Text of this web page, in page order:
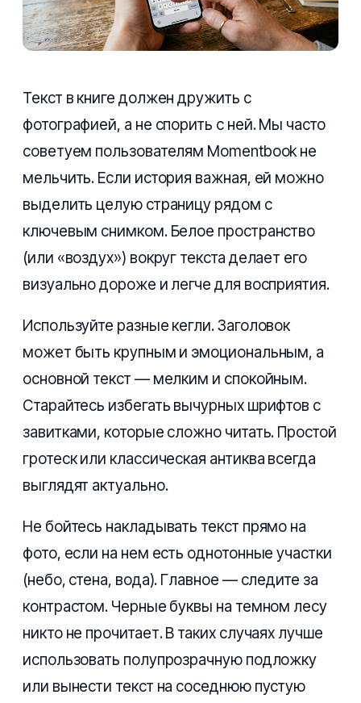
Текст в книге должен дружить с
фотографией, а не спорить с ней. Мы часто
советуем пользователям Momentbook не
мельчить. Если история важная, ей можно
выделить целую страницу рядом с
ключевым снимком. Белое пространство
(или «воздух») вокруг текста делает его
визуально дороже и легче для восприятия.
Используйте разные кегли. Заголовок
может быть крупным и эмоциональным, а
основной текст — мелким и спокойным.
Старайтесь избегать вычурных шрифтов с
завитками, которые сложно читать. Простой
гротеск или классическая антиква всегда
выглядят актуально.
Не бойтесь накладывать текст прямо на
фото, если на нем есть однотонные участки
(небо, стена, вода). Главное — следите за
контрастом. Черные буквы на темном лесу
никто не прочитает. В таких случаях лучше
использовать полупрозрачную подложку
или вынести текст на соседнюю пустую